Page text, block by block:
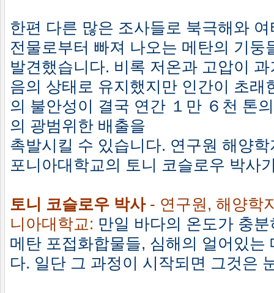
한편 다른 많은 조사들로 북극해와
전물로부터 빠져 나오는 메탄의 기둥
발견했습니다. 비록 저온과 고압이
음의 상태로 유지했지만 인간이 초래
의 불안성이 결국 연간 １만 ６천 톤
의 광범위한 배출을
촉발시킬 수 있습니다. 연구원 해양
포니아대학교의 토니 코슬로우 박사
토니 코슬로우 박사- 연구원, 해양학
니아대학교: 만일 바다의 온도가 충
메탄 포접화합물들, 심해의 얼어있는
다. 일단 그 과정이 시작되면 그것은